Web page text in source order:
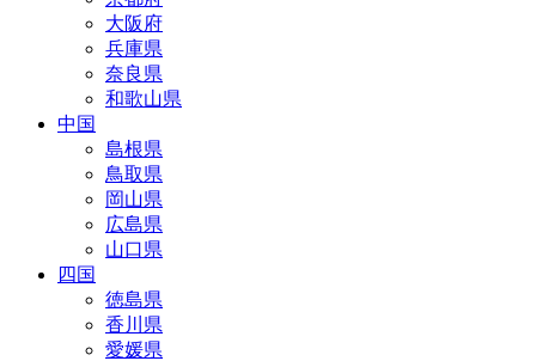
大阪府
兵庫県
奈良県
和歌山県
中国
島根県
鳥取県
岡山県
広島県
山口県
四国
徳島県
香川県
愛媛県